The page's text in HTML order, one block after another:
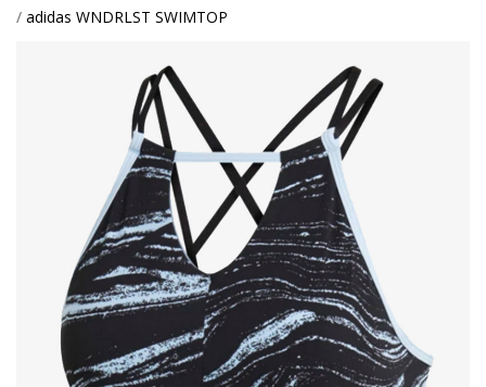
adidas WNDRLST SWIMTOP